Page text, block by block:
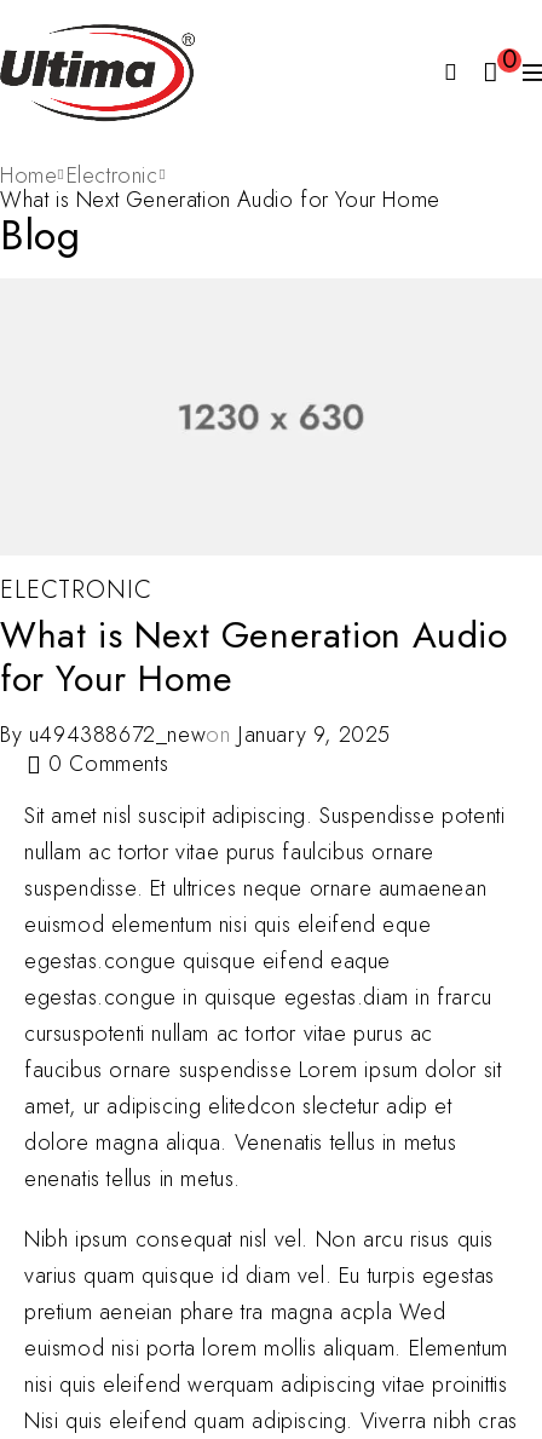
0
Blog
Home Electronic
What is Next Generation Audio for Your Home
ELECTRONIC
What is Next Generation Audio
for Your Home
By u494388672_newon January 9, 2025
0 Comments
Sit amet nisl suscipit adipiscing. Suspendisse potenti
nullam ac tortor vitae purus faulcibus ornare
suspendisse. Et ultrices neque ornare aumaenean
euismod elementum nisi quis eleifend eque
egestas.congue quisque eifend eaque
egestas.congue in quisque egestas.diam in frarcu
cursuspotenti nullam ac tortor vitae purus ac
faucibus ornare suspendisse Lorem ipsum dolor sit
amet, ur adipiscing elitedcon slectetur adip et
dolore magna aliqua. Venenatis tellus in metus
enenatis tellus in metus.
Nibh ipsum consequat nisl vel. Non arcu risus quis
varius quam quisque id diam vel. Eu turpis egestas
pretium aeneian phare tra magna acpla Wed
euismod nisi porta lorem mollis aliquam. Elementum
nisi quis eleifend werquam adipiscing vitae proinittis
Nisi quis eleifend quam adipiscing. Viverra nibh cras